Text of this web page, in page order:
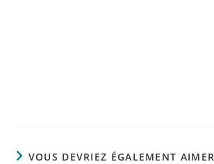
VOUS DEVRIEZ ÉGALEMENT AIMER